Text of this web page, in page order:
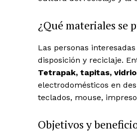
¿Qué materiales se
Las personas
disposición y reciclaje.
Tetrapak, tapitas,
electrodomésticos en
teclados, mouse,
Objetivos y